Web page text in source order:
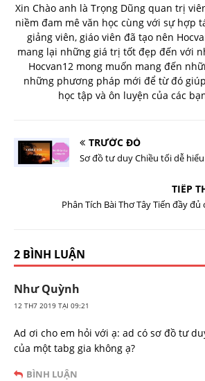
Xin Chào anh là Trọng Dũng quan trị
niềm đam mê văn học cùng với sự hợp
giảng viên, giáo viên đã tạo nên
mang lại những giá trị tốt đẹp đến với
Hocvan12 mong muốn mang đến
những phương pháp mới để từ đó
học tập và ôn luyện của các
TRƯỚC ĐÓ
Sơ đồ tư duy Chiều tối dễ hiểu
TIẾP
Phân Tích Bài Thơ Tây Tiến đầy đủ
2 BÌNH LUẬN
Như Quỳnh
12 TH7 2019 TẠI 09:21
Ad ơi cho em hỏi với ạ: ad có sơ đồ tư
của một tabg gia không ạ?
BÌNH LUẬN